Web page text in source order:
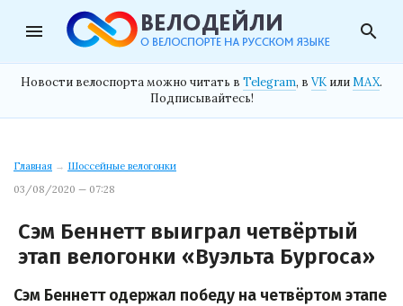
menu search
Новости велоспорта можно читать в Telegram, в VK илиMAX.
Подписывайтесь!
Главная → Шоссейные велогонки
03/08/2020 — 07:28
Сэм Беннетт выиграл четвёртый
этап велогонки «Вуэльта Бургоса»
Сэм Беннетт одержал победу на четвёртом этапе